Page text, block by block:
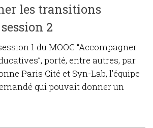
les transitions
2
1 du MOOC “Accompagner
porté, entre autres, par
Paris Cité et Syn-Lab, l’équipe
qui pouvait donner un